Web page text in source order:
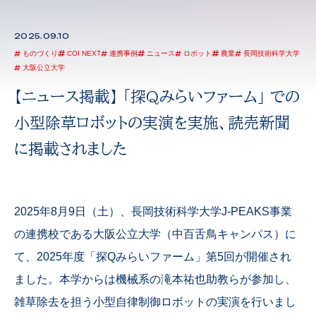
2025.09.10
ものづくり COI NEXT 連携事例 ニュース ロボット 農業
長岡技術科学大学
大阪公立大学
【ニュース掲載】 「探Qみらいファーム」 での
小型除草ロボットの実演を実施、読売新聞
に掲載されました
2025年8月9日（土）、長岡技術科学大学J-PEAKS事業
の連携校である大阪公立大学（中百舌鳥キャンパス）に
て、2025年度「探Qみらいファーム」第5回が開催され
ました。本学からは機械系の滝本祐也助教らが参加し、
雑草除去を担う小型自律制御ロボットの実演を行いまし